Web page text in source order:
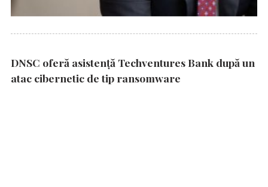
DNSC oferă asistență Techventures Bank după un
atac cibernetic de tip ransomware